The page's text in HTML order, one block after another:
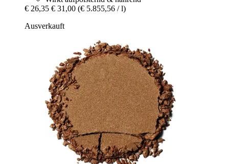
€ 26,35 € 31,00 (€ 5.855,56 / l)
Ausverkauft